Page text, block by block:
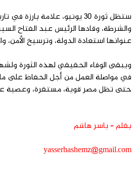
ستظل ثورة 30 يونيو، علامة
والشرطة، وقادها الرئيس عبد
عنوانها استعادة الدولة، وترسيخ الأمن،
ويبقى الوفاء الحقيقي لهذه الثورة
في مواصلة العمل من أجل الحفاظ على
حتى تظل مصر قوية، مستقرة، وعصية
بقلم – ياسر هاشم
yasserhashemz@gmail.com